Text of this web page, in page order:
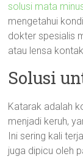
solusi mata
mengetahui
dokter spesialis
atau lensa
Solusi
Katarak adalah
menjadi keruh,
Ini sering kali
juga dipicu oleh